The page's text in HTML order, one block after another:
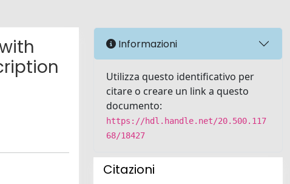
Informazioni
Utilizza questo identificativo per
citare o creare un link a questo
documento:
https://hdl.handle.net/20.500.117
68/18427
Citazioni